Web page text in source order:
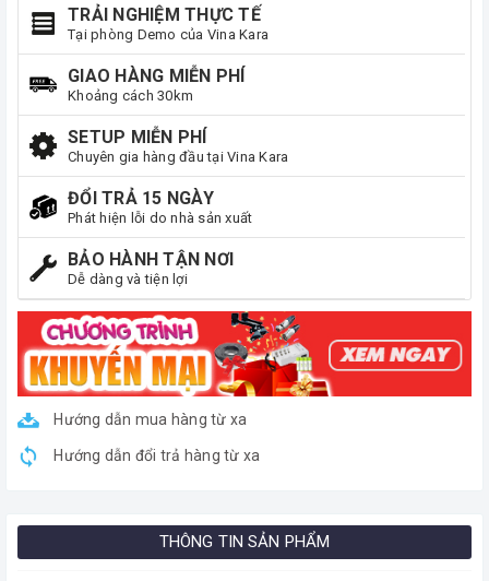
TRẢI NGHIỆM THỰC TẾ
Tại phòng Demo của Vina Kara
GIAO HÀNG MIỄN PHÍ
Khoảng cách 30km
SETUP MIỄN PHÍ
Chuyên gia hàng đầu tại Vina Kara
ĐỔI TRẢ 15 NGÀY
Phát hiện lỗi do nhà sản xuất
BẢO HÀNH TẬN NƠI
Dễ dàng và tiện lợi
Hướng dẫn mua hàng từ xa
Hướng dẫn đổi trả hàng từ xa
THÔNG TIN SẢN PHẨM